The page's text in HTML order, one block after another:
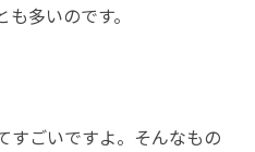
多いのです。
すごいですよ。そんなもの